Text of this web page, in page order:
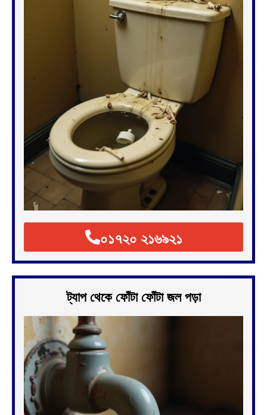
০১৭২০ ২১৬৯২১
ট্যাপ থেকে ফোঁটা ফোঁটা জল পড়া